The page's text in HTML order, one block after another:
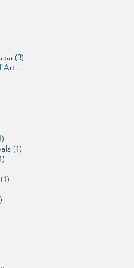
(3)
Chambre des Métiers et de l'Artisanat
(1)
(1)